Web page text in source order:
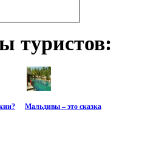
туристов:
Мальдивы – это сказка